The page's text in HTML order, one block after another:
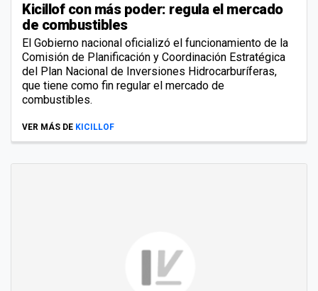
Kicillof con más poder: regula el mercado
de combustibles
El Gobierno nacional oficializó el funcionamiento de la
Comisión de Planificación y Coordinación Estratégica
del Plan Nacional de Inversiones Hidrocarburíferas,
que tiene como fin regular el mercado de
combustibles.
VER MÁS DE KICILLOF